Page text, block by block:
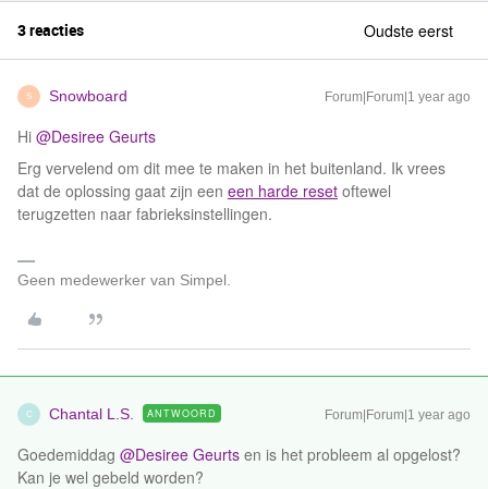
3 reacties Oudste eerst
S Snowboard Forum|Forum|1 year ago
Hi ​ @Desiree Geurts
Erg vervelend om dit mee te maken in het buitenland. Ik vrees
dat de oplossing gaat zijn een een harde reset oftewel
terugzetten naar fabrieksinstellingen.
Geen medewerker van Simpel.
C Chantal L.S. ANTWOORD Forum|Forum|1 year ago
Goedemiddag ​ @Desiree Geurts en is het probleem al opgelost?
Kan je wel gebeld worden?